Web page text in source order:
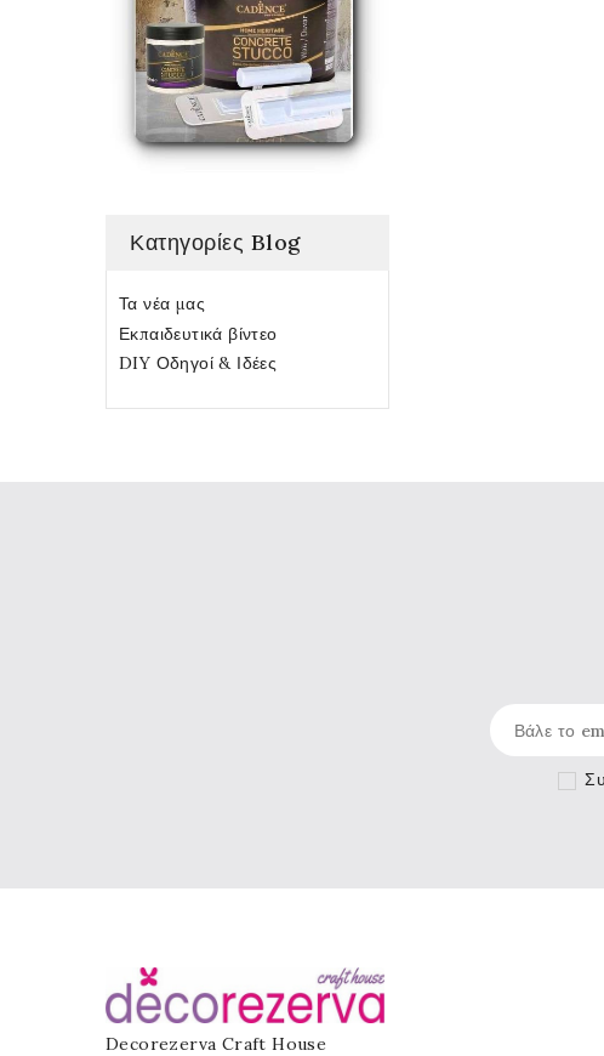
Κατηγορίες Blog
Τα νέα μας
Εκπαιδευτικά βίντεο
DIY Οδηγοί & Ιδέες
Decorezerva Craft House